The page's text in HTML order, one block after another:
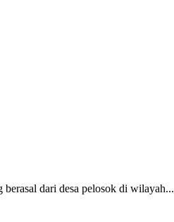
dari desa pelosok di wilayah...